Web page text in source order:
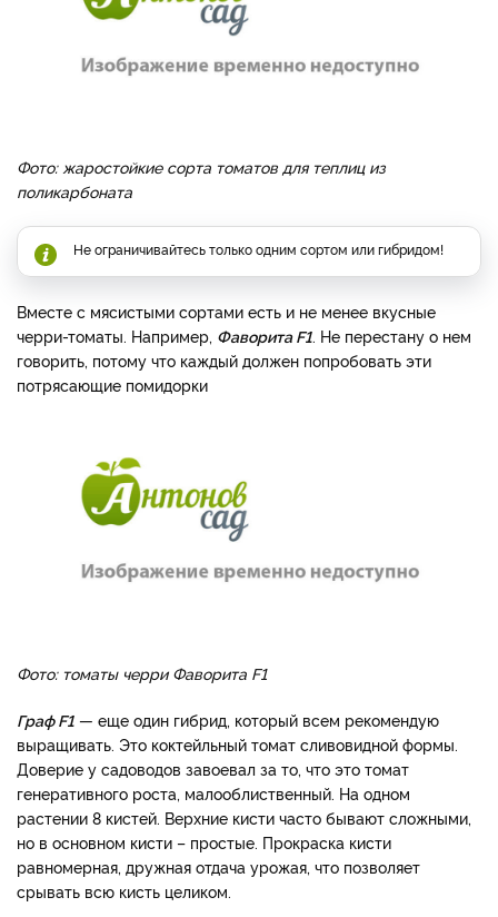
Фото: жаростойкие сорта томатов для теплиц из
поликарбоната
Не ограничивайтесь только одним сортом или гибридом!
Вместе с мясистыми сортами есть и не менее вкусные
черри-томаты. Например, Фаворита F1. Не перестану о нем
говорить, потому что каждый должен попробовать эти
потрясающие помидорки
Фото: томаты черри Фаворита F1
Граф F1 — еще один гибрид, который всем рекомендую
выращивать. Это коктейльный томат сливовидной формы.
Доверие у садоводов завоевал за то, что это томат
генеративного роста, малооблиственный. На одном
растении 8 кистей. Верхние кисти часто бывают сложными,
но в основном кисти – простые. Прокраска кисти
равномерная, дружная отдача урожая, что позволяет
срывать всю кисть целиком.